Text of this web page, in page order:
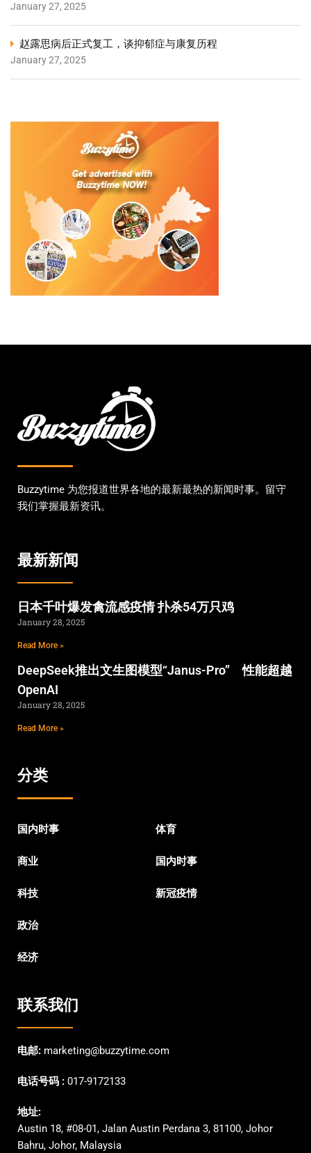
January 27, 2025
赵露思病后正式复工，谈抑郁症与康复历程
January 27, 2025
Buzzytime 为您报道世界各地的最新最热的新闻时事。留守
我们掌握最新资讯。
最新新闻
日本千叶爆发禽流感疫情 扑杀54万只鸡
January 28, 2025
Read More »
DeepSeek推出文生图模型“Janus-Pro” 性能超越
OpenAI
January 28, 2025
Read More »
分类
国内时事
商业
科技
政治
经济
体育
国内时事
新冠疫情
联系我们
电邮: marketing@buzzytime.com
电话号码 : 017-9172133
地址:
Austin 18, #08-01, Jalan Austin Perdana 3, 81100, Johor
Bahru, Johor, Malaysia